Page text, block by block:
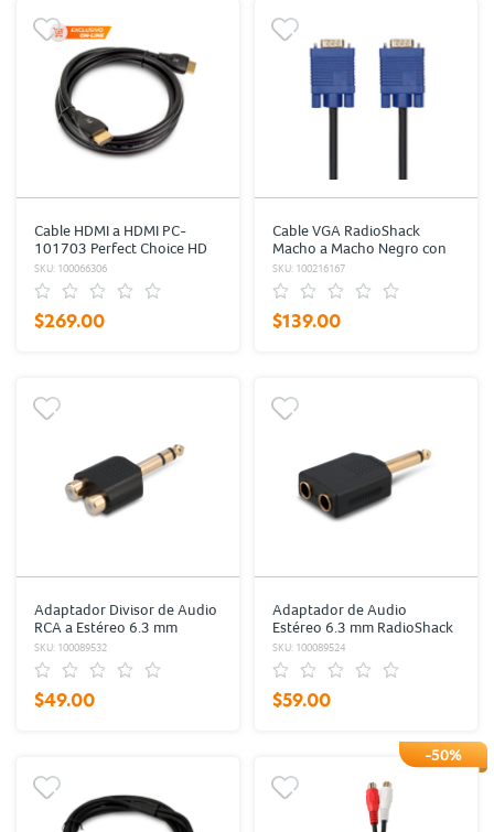
Cable HDMI a HDMI PC-
101703 Perfect Choice HD
Ready FHD, UHD 2K 4K 8K
SKU: 100066306
$269.00
Cable VGA RadioShack
Macho a Macho Negro con
Azul 1 pieza
SKU: 100216167
$139.00
Adaptador Divisor de Audio
RCA a Estéreo 6.3 mm
RadioShack / Negro
SKU: 100089532
$49.00
Adaptador de Audio
Estéreo 6.3 mm RadioShack
/ Negro
SKU: 100089524
$59.00
-50%